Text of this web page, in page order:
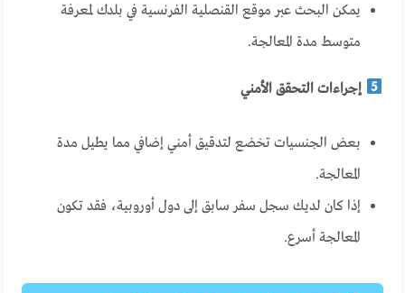
يمكن البحث عبر موقع القنصلية الفرنسية في بلدك لمعرفة
متوسط مدة المعالجة.
إجراءات التحقق الأمني
بعض الجنسيات تخضع لتدقيق أمني إضافي مما يطيل مدة
المعالجة.
إذا كان لديك سجل سفر سابق إلى دول أوروبية، فقد تكون
المعالجة أسرع.